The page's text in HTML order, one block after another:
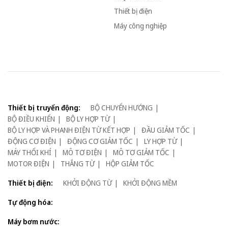
Thiết bị điện
Máy công nghiệp
Thiết bị truyển động:
BỘ CHUYỂN HƯỚNG
BỘ ĐIỀU KHIỂN
BỘ LY HỢP TỪ
BỘ LY HỢP VÀ PHANH ĐIỆN TỪ KẾT HỢP
ĐẦU GIẢM TỐC
ĐỘNG CƠ ĐIỆN
ĐỘNG CƠ GIẢM TỐC
LY HỢP TỪ
MÁY THỔI KHÍ
MÔ TƠ ĐIỆN
MÔ TƠ GIẢM TỐC
MOTOR ĐIỆN
THẮNG TỪ
HỘP GIẢM TỐC
Thiết bị điện:
KHỞI ĐỘNG TỪ
KHỞI ĐỘNG MỀM
Tự động hóa:
Máy bơm nước: